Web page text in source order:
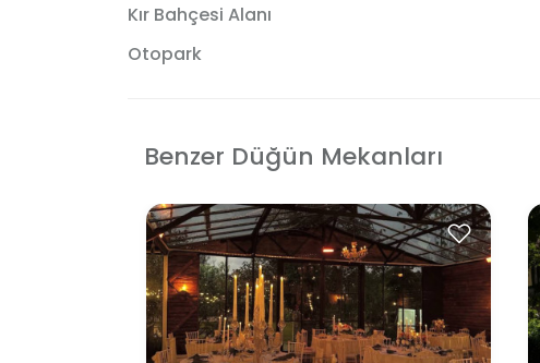
Kır Bahçesi Alanı
Otopark
Benzer Düğün Mekanları